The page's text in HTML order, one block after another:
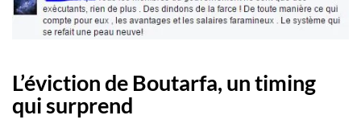
L’éviction de Boutarfa, un timing
qui surprend